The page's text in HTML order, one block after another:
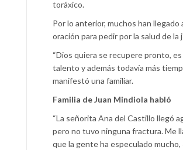
toráxico.
Por lo anterior, muchos han llegado
oración para pedir por la salud de la
“Dios quiera se recupere pronto,
talento y además todavía más
manifestó una familiar.
Familia de Juan Mindiola habló
“La señorita Ana del Castillo llegó
pero no tuvo ninguna fractura. Me
que la gente ha especulado mucho,